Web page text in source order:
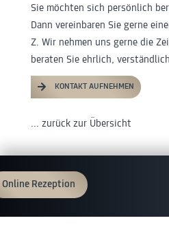
Online Rezeption
Sie möchten sich persönlich
Dann vereinbaren Sie gerne
Z. Wir nehmen uns gerne die
beraten Sie ehrlich,
KONTAKT AUFNEHMEN
... zurück zur Übersicht